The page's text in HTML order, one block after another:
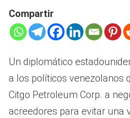
Compartir
Un diplomático
a los políticos venezolanos
Citgo Petroleum Corp. a
acreedores para evitar una